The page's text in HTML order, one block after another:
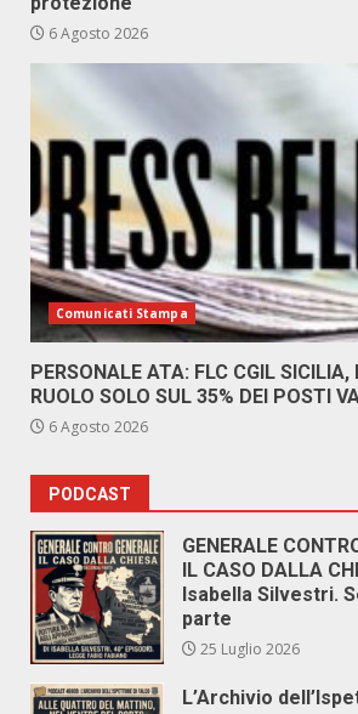
6 Agosto 2026
Comunicati Stampa
PERSONALE ATA: FLC CGIL SICILIA,
RUOLO SOLO SUL 35% DEI POSTI
6 Agosto 2026
PODCAST
GENERALE
IL CASO DALLA
Isabella Silvestri.
parte
25 Luglio 2026
L’Archivio